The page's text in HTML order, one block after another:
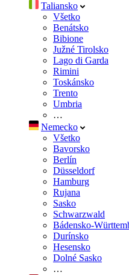
Taliansko
Všetko
Benátsko
Bibione
Južné Tirolsko
Lago di Garda
Rimini
Toskánsko
Trento
Umbria
…
Nemecko
Všetko
Bavorsko
Berlín
Düsseldorf
Hamburg
Rujana
Sasko
Schwarzwald
Bádensko-
Durínsko
Hesensko
Dolné Sasko
…